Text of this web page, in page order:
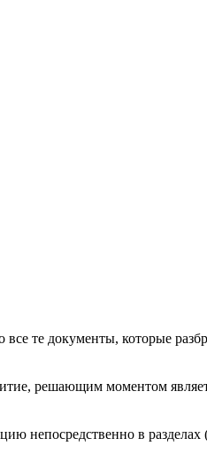
те документы, которые
решающим моментом
непосредственно в разделах